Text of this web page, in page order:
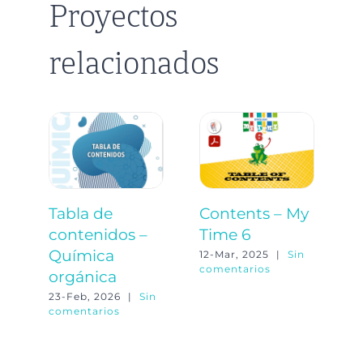
Proyectos
relacionados
Tabla de
contenidos –
Química
orgánica
23-Feb, 2026 |
Sin
comentarios
Contents – My
Time 6
12-Mar, 2025 |
Sin
comentarios